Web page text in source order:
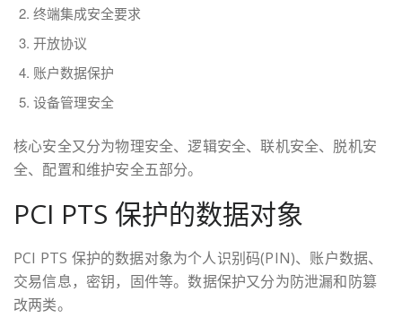
终端集成安全要求
开放协议
账户数据保护
设备管理安全
核心安全又分为物理安全、逻辑安全、联机安全、脱机安
全、配置和维护安全五部分。
PCI PTS 保护的数据对象
PCI PTS 保护的数据对象为个人识别码(PIN)、账户数据、
交易信息，密钥，固件等。数据保护又分为防泄漏和防篡
改两类。